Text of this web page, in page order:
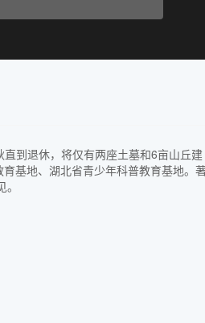
到退休，将仅有两座土墓和6亩山丘建
基地、湖北省青少年科普教育基地。